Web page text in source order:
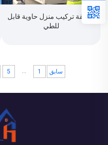
طريقة تركيب منزل حاوية قابل
للطي
سابق 1
5